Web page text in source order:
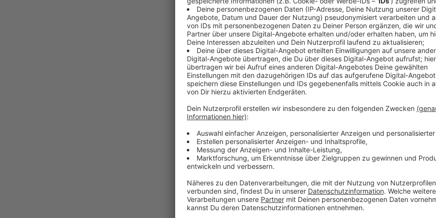
Comedy
Elvis Eifel - Der Podcast:
Anzeige
Vorstellen brauchen wir ihn euch nicht. Seit 2003
seine Späße am Telefon mit seinen Hörerinnen und
müssen am Ende mit lachen - wenn auch nicht
bekommen könnt, ist Elvis nun unter die Podcaster
die Uhr zur Verfügung. Hier bekommt Ihr außerdem
Telefonate in längerer Version. Elvis wird sich mit